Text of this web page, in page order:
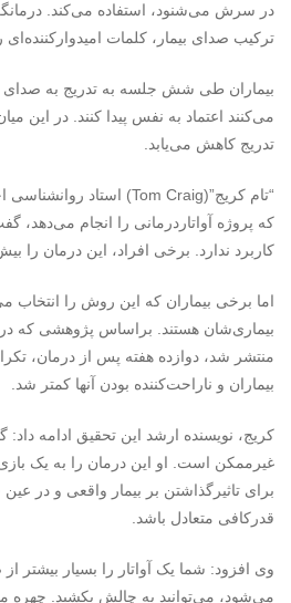
در سرش می‌شنود، استفاده می‌کند.
ترکیب صدای بیمار، کلمات امیدوارکننده‌ای
بیماران طی شش جلسه به تدریج به صدای
می‌کنند اعتماد به نفس پیدا کنند. در این
تدریج کاهش می‌یابد.
“تام کریج”(Tom Craig) استاد روانشناسی
که پروژه آواتاردرمانی را انجام می‌دهد،
کاربرد ندارد. برخی افراد، این درمان را
اما برخی بیماران که این روش را انتخاب
بیماری‌شان هستند. براساس پژوهشی که
منتشر شد، دوازده هفته پس از درمان،
بیماران و ناراحت‌کننده بودن آنها کمتر شد.
کریج، نویسنده ارشد این تحقیق ادامه
غیرممکن است. او این درمان را به یک
برای تاثیرگذاشتن بر بیمار واقعی و در
قدرکافی متعادل باشد.
وی افزود: شما یک آواتار را بسیار بیشتر
می‌شود، می‌توانید به چالش بکشید.